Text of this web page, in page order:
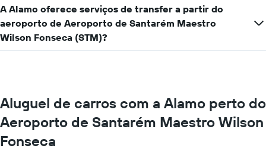
A Alamo oferece serviços de transfer a partir do
aeroporto de Aeroporto de Santarém Maestro
Wilson Fonseca (STM)?
Aluguel de carros com a Alamo perto do
Aeroporto de Santarém Maestro Wilson
Fonseca